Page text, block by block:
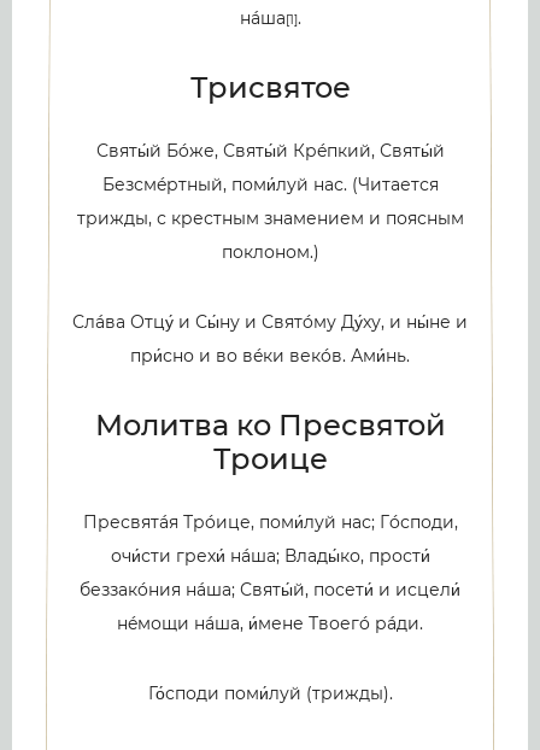
нáша[1].
Трисвятое
Святы́й Бóже, Святы́й Крéпкий, Святы́й
Безсмéртный, поми́луй нас. (Читается
трижды, с крестным знамением и поясным
поклоном.)
Слáва Отцу́ и Сы́ну и Святóму Ду́ху, и ны́не и
при́сно и во вéки векóв. Ами́нь.
Молитва ко Пресвятой
Троице
Пресвятáя Трóице, поми́луй нас; Гóсподи,
очи́сти грехи́ нáша; Влады́ко, прости́
беззакóния нáша; Святы́й, посети́ и исцели́
нéмощи нáша, и́мене Твоегó рáди.
Го́споди поми́луй (трижды).